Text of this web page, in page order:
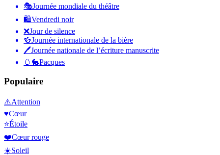
🎭Journée mondiale du théâtre
🛍Vendredi noir
❌Jour de silence
🍻Journée internationale de la bière
🖊Journée nationale de l’écriture manuscrite
🥚🐇Pacques
Populaire
⚠️Attention
♥️Cœur
⭐Étoile
❤️Cœur rouge
☀️Soleil